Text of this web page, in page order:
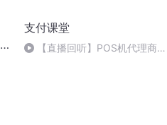
支付课堂
【直播回听】POS机代理商